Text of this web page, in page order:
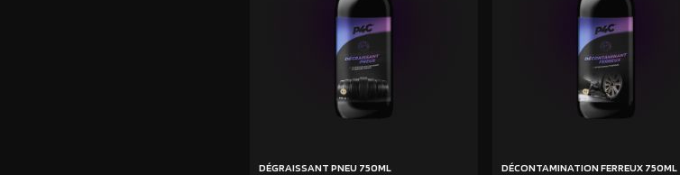
DÉGRAISSANT PNEU 750ML
DÉCONTAMINATION FERREUX 750ML